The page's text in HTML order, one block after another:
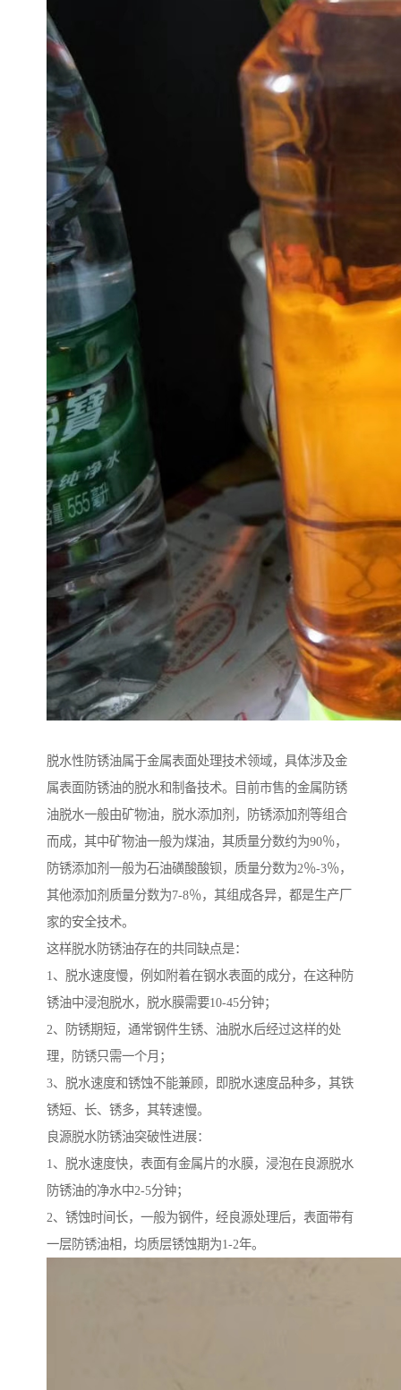
脱水性防锈油属于金属表面处理技术领域，具体涉及金
属表面防锈油的脱水和制备技术。目前市售的金属防锈
油脱水一般由矿物油，脱水添加剂，防锈添加剂等组合
而成，其中矿物油一般为煤油，其质量分数约为90％，
防锈添加剂一般为石油磺酸酸钡，质量分数为2％-3％，
其他添加剂质量分数为7-8％，其组成各异，都是生产厂
家的安全技术。
这样脱水防锈油存在的共同缺点是：
1、脱水速度慢，例如附着在钢水表面的成分，在这种防
锈油中浸泡脱水，脱水膜需要10-45分钟；
2、防锈期短，通常钢件生锈、油脱水后经过这样的处
理，防锈只需一个月；
3、脱水速度和锈蚀不能兼顾，即脱水速度品种多，其铁
锈短、长、锈多，其转速慢。
良源脱水防锈油突破性进展：
1、脱水速度快，表面有金属片的水膜，浸泡在良源脱水
防锈油的净水中2-5分钟；
2、锈蚀时间长，一般为钢件，经良源处理后，表面带有
一层防锈油相，均质层锈蚀期为1-2年。